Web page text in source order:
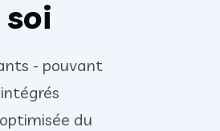
soi
- pouvant
du